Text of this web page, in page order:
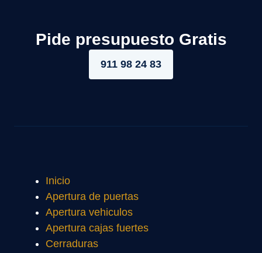
Pide presupuesto Gratis
911 98 24 83
Inicio
Apertura de puertas
Apertura vehiculos
Apertura cajas fuertes
Cerraduras